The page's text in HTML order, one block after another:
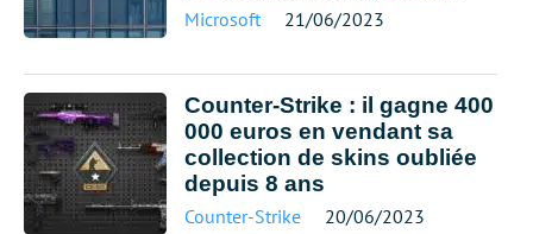
Microsoft 21/06/2023
Counter-Strike : il gagne 400
000 euros en vendant sa
collection de skins oubliée
depuis 8 ans
Counter-Strike 20/06/2023